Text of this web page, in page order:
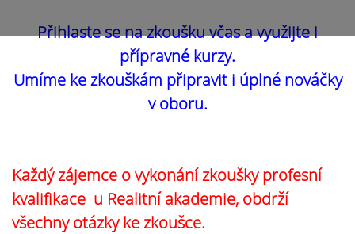
Přihlaste se na zkoušku včas a využijte i
přípravné kurzy.
Umíme ke zkouškám připravit i úplné nováčky
v oboru.
Každý zájemce o vykonání zkoušky profesní
kvalifikace u Realitní akademie, obdrží
všechny otázky ke zkoušce.